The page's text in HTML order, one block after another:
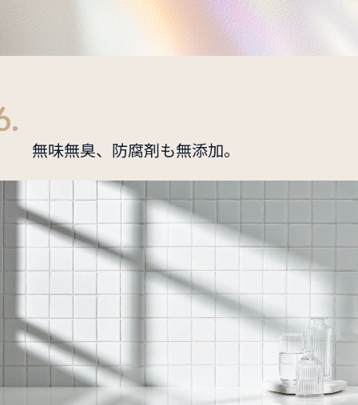
無味無臭、防腐剤も無添加。